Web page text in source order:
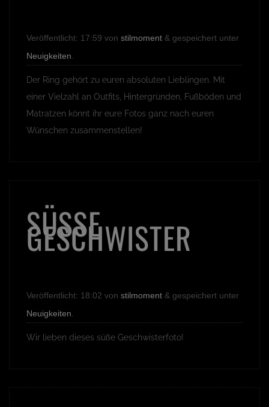
Veröffentlicht: 17:59 von stilmoment & gespeichert unter
Neuigkeiten
Der Ring gehört zu euren absoluten Lieblingen. Mit
einer Vielzahl an Outfits, Hintergründen, Fußböden und
Matratzen könnt ihr eure Fotos ganz nach euren
Wünschen zusammenstellen!
SÜSSE G
ESCHWISTER
Veröffentlicht: 18:02 von stilmoment & gespeichert unter
Neuigkeiten
Wir lieben dieses süße Geschwisterfoto!